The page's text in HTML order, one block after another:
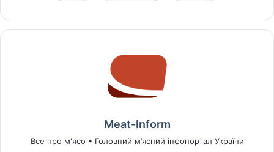
Meat-Inform
Все про м'ясо • Головний м’ясний інфопортал України